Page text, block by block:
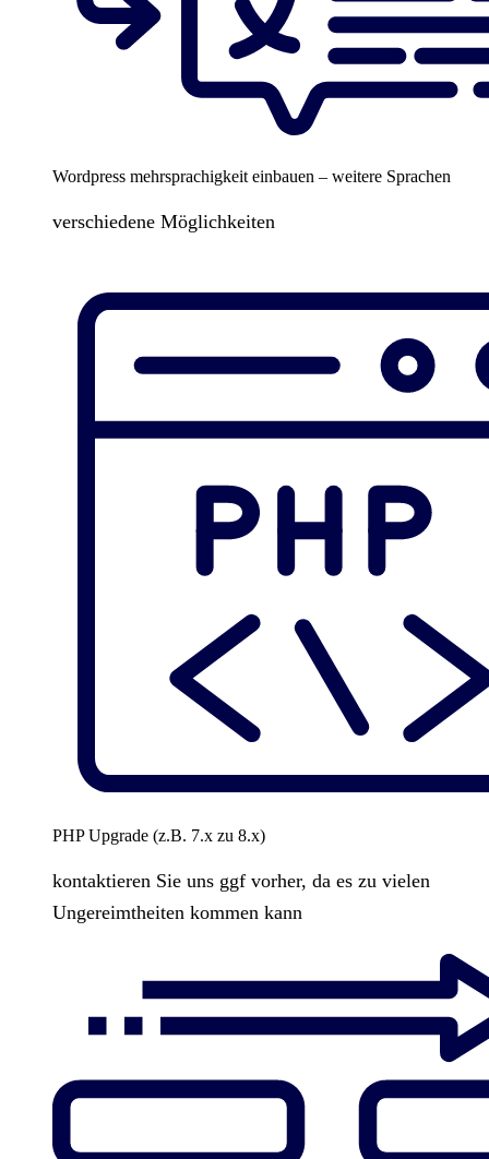
Wordpress mehrsprachigkeit einbauen – weitere Sprachen
verschiedene Möglichkeiten
PHP Upgrade (z.B. 7.x zu 8.x)
kontaktieren Sie uns ggf vorher, da es zu vielen
Ungereimtheiten kommen kann